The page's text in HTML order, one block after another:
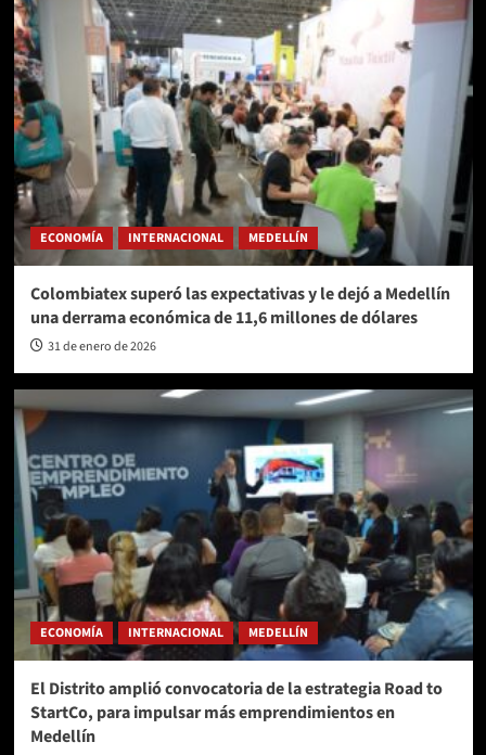
ECONOMÍA INTERNACIONAL MEDELLÍN
Colombiatex superó las expectativas y le dejó a Medellín
una derrama económica de 11,6 millones de dólares
31 de enero de 2026
ECONOMÍA INTERNACIONAL MEDELLÍN
El Distrito amplió convocatoria de la estrategia Road to
StartCo, para impulsar más emprendimientos en
Medellín